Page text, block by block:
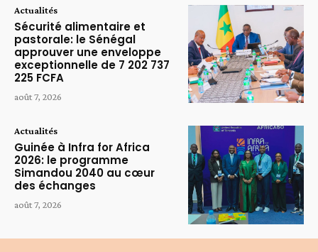
Actualités
Sécurité alimentaire et
pastorale: le Sénégal
approuver une enveloppe
exceptionnelle de 7 202 737
225 FCFA
août 7, 2026
Actualités
Guinée à Infra for Africa
2026: le programme
Simandou 2040 au cœur
des échanges
août 7, 2026